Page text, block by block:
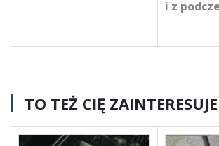
i z
TO TEŻ CIĘ ZAINTERESUJE